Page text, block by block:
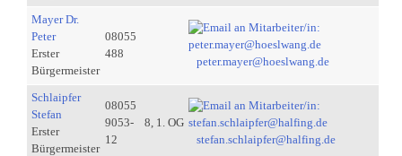
Mayer Dr.
Peter
Erster
Bürgermeister
08055
488
peter.mayer@hoeslwang.de
Schlaipfer
Stefan
Erster
Bürgermeister
08055
9053-
12
8, 1. OG
stefan.schlaipfer@halfing.de